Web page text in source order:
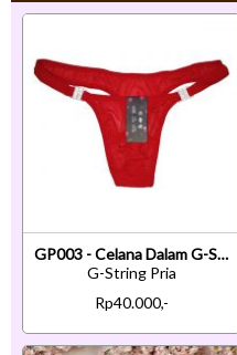
GP003 - Celana Dalam G-String Pria Merah Transparan
G-String Pria
Rp40.000,-